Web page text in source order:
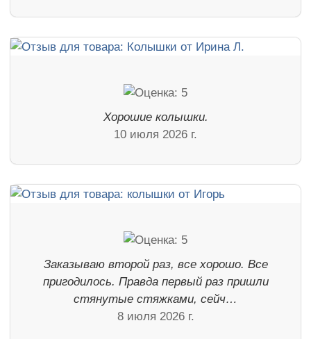
Хорошие колышки.
10 июля 2026 г.
Заказываю второй раз, все хорошо. Все
пригодилось. Правда первый раз пришли
стянутые стяжками, сейч…
8 июля 2026 г.